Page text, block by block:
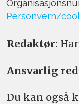
Personvern/
Redaktør:
Ansvarlig
Du kan også